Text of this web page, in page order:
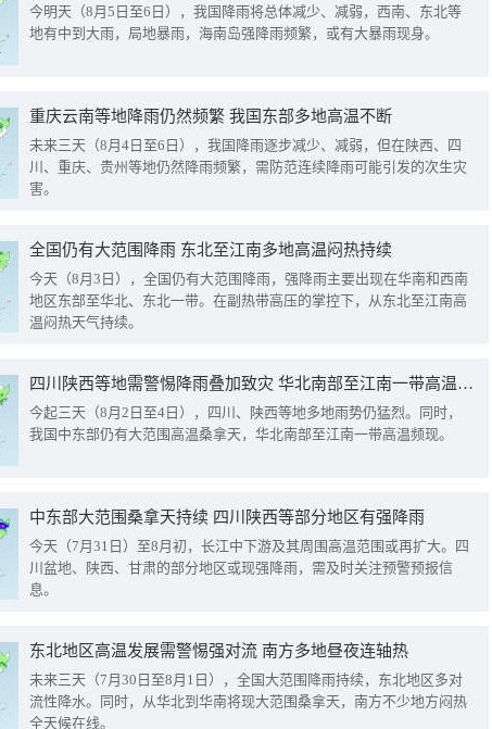
今明天（8月5日至6日），我国降雨将总体减少、减弱，西南、东北等
地有中到大雨，局地暴雨，海南岛强降雨频繁，或有大暴雨现身。
重庆云南等地降雨仍然频繁 我国东部多地高温不断
未来三天（8月4日至6日），我国降雨逐步减少、减弱，但在陕西、四
川、重庆、贵州等地仍然降雨频繁，需防范连续降雨可能引发的次生灾
害。
全国仍有大范围降雨 东北至江南多地高温闷热持续
今天（8月3日），全国仍有大范围降雨，强降雨主要出现在华南和西南
地区东部至华北、东北一带。在副热带高压的掌控下，从东北至江南高
温闷热天气持续。
四川陕西等地需警惕降雨叠加致灾 华北南部至江南一带高温频现
今起三天（8月2日至4日），四川、陕西等地多地雨势仍猛烈。同时，
我国中东部仍有大范围高温桑拿天，华北南部至江南一带高温频现。
中东部大范围桑拿天持续 四川陕西等部分地区有强降雨
今天（7月31日）至8月初，长江中下游及其周围高温范围或再扩大。四
川盆地、陕西、甘肃的部分地区或现强降雨，需及时关注预警预报信
息。
东北地区高温发展需警惕强对流 南方多地昼夜连轴热
未来三天（7月30日至8月1日），全国大范围降雨持续，东北地区多对
流性降水。同时，从华北到华南将现大范围桑拿天，南方不少地方闷热
全天候在线。